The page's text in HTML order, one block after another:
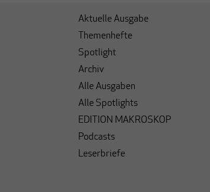
Aktuelle Ausgabe
Themenhefte
Spotlight
Archiv
Alle Ausgaben
Alle Spotlights
EDITION MAKROSKOP
Podcasts
Leserbriefe